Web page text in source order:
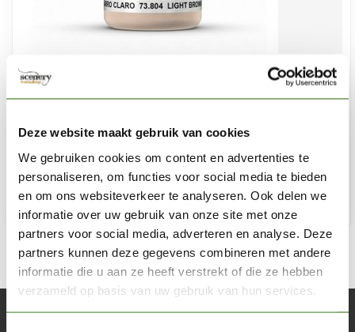
Deze website maakt gebruik van cookies
We gebruiken cookies om content en advertenties te
personaliseren, om functies voor social media te bieden
en om ons websiteverkeer te analyseren. Ook delen we
informatie over uw gebruik van onze site met onze
partners voor social media, adverteren en analyse. Deze
partners kunnen deze gegevens combineren met andere
informatie die u aan ze heeft verstrekt of die ze hebben
verzameld op basis van uw gebruik van hun services.
VALLEJO
Light Brown Splash Mud Weathering Effects - 40ml -
73804
Op voorraad